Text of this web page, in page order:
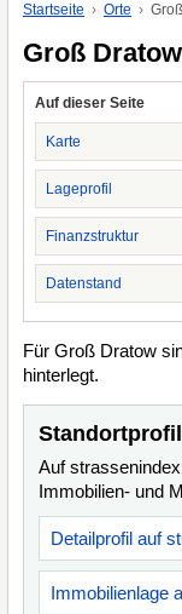
Startseite Orte
Groß Dratow
Auf dieser Seite
Karte
Lageprofil
Finanzstruktur
Datenstand
Für Groß Dratow
hinterlegt.
Auf
Immobilien- und
Detailprofil auf
Immobilienlage